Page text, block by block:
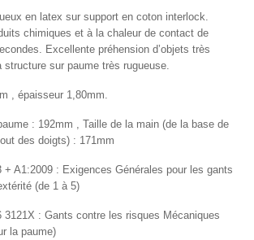
en latex sur support en coton interlock.
chimiques et à la chaleur de contact de
Excellente préhension d’objets très
sur paume très rugueuse.
, épaisseur 1,80mm.
: 192mm , Taille de la main (de la base de
des doigts) : 171mm
+ A1:2009 : Exigences Générales pour les gants
(de 1 à 5)
3121X : Gants contre les risques Mécaniques
la paume)